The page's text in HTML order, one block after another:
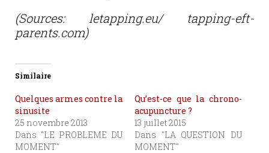
(Sources: letapping.eu/ tapping-eft-
parents.com)
Similaire
Quelques armes contre la
sinusite
25 novembre 2013
Dans "LE PROBLEME DU
MOMENT"
Qu’est-ce que la chrono-
acupuncture ?
13 juillet 2015
Dans "LA QUESTION DU
MOMENT"